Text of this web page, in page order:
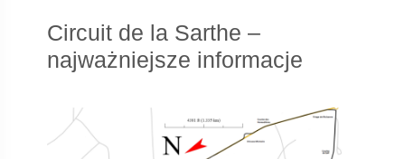
Circuit de la Sarthe –
najważniejsze informacje